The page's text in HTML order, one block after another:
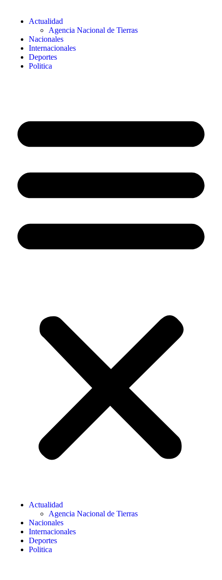
Actualidad
Agencia Nacional de Tierras
Nacionales
Internacionales
Deportes
Politica
Actualidad
Agencia Nacional de Tierras
Nacionales
Internacionales
Deportes
Politica